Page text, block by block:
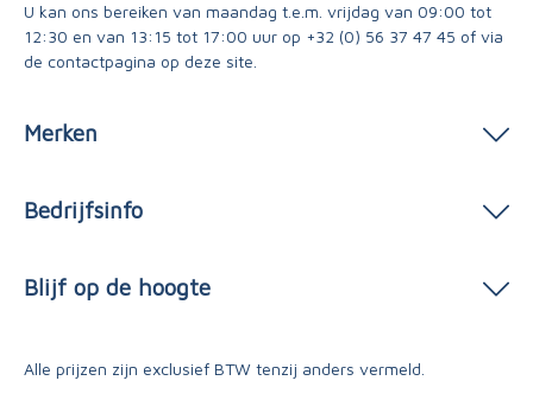
U kan ons bereiken van maandag t.e.m. vrijdag van 09:00 tot
12:30 en van 13:15 tot 17:00 uur op +32 (0) 56 37 47 45 of via
de contactpagina op deze site.
Merken
Bedrijfsinfo
Blijf op de hoogte
Alle prijzen zijn exclusief BTW tenzij anders vermeld.